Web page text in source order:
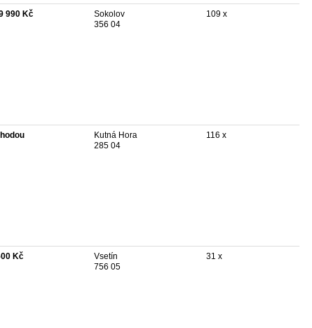
990 Kč
Sokolov
356 04
109 x
Kutná Hora
285 04
116 x
Kč
Vsetín
756 05
31 x